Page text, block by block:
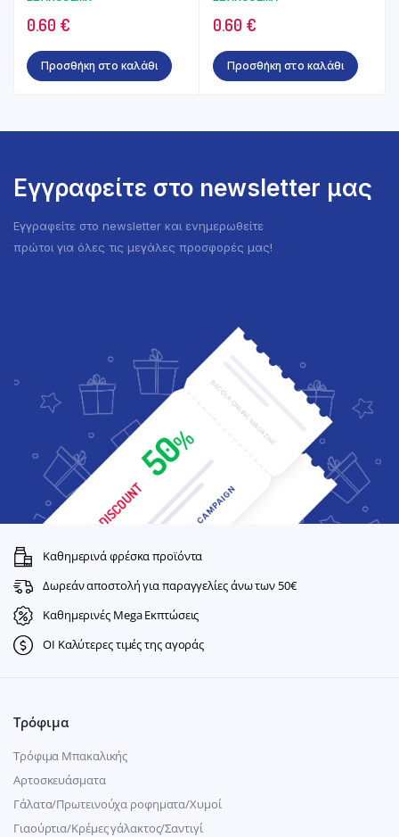
0.60 €
Προσθήκη στο καλάθι
0.60 €
Προσθήκη στο καλάθι
Εγγραφείτε στο newsletter μας
Εγγραφείτε στο newsletter και ενημερωθείτε
πρώτοι για όλες τις μεγάλες προσφορές μας!
Καθημερινά φρέσκα προϊόντα
Δωρεάν αποστολή για παραγγελίες άνω των 50€
Καθημερινές Mega Εκπτώσεις
ΟΙ Καλύτερες τιμές της αγοράς
Τρόφιμα
Τρόφιμα Μπακαλικής
Αρτοσκευάσματα
Γάλατα/Πρωτεινούχα ροφηματα/Χυμοί
Γιαούρτια/Κρέμες γάλακτος/Σαντιγί